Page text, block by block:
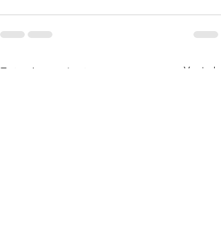
Entradas recientes Ver todo